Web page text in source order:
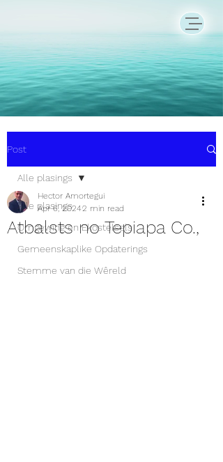
Post
Alle plasings
Omgewing en Ekostelsels
Gemeenskaplike Opdaterings
Stemme van die Wêreld
Alle plasings
Atbalsts no Tepiapa Co.,
Hector Amortegui
Apr 6, 20242 min read